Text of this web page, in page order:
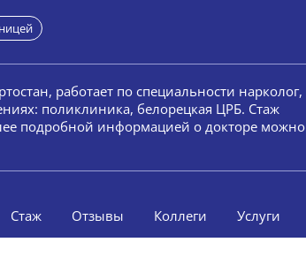
работает по специальности нарколог,
поликлиника, белорецкая ЦРБ. Стаж
подробной информацией о докторе можно
Стаж Отзывы Коллеги Услуги